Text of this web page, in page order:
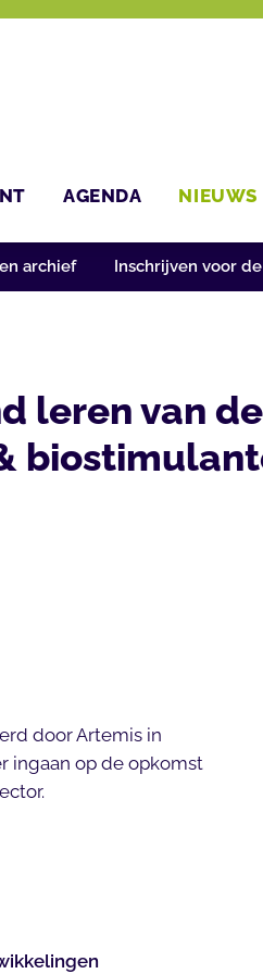
AGENDA NIEUWS
archief Inschrijven voor
leren van
door Artemis in
ingaan op de opkomst